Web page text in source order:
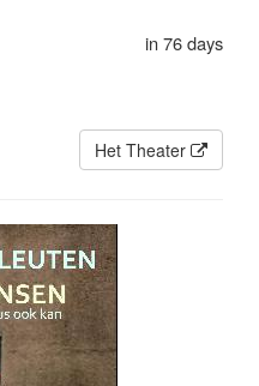
in 76 days
Het Theater